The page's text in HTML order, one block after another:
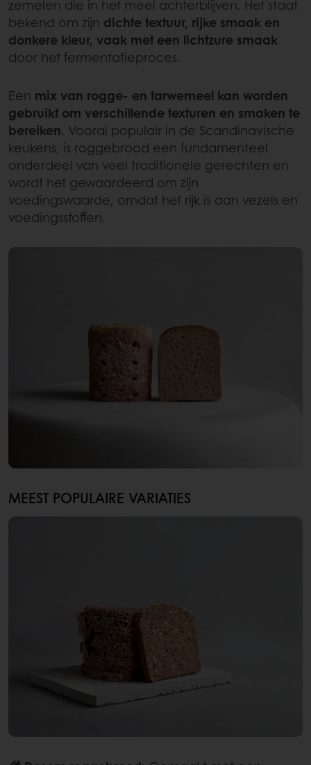
zemelen die in het meel achterblijven. Het staat
bekend om zijn dichte textuur, rijke smaak en
donkere kleur, vaak met een lichtzure smaak
door het fermentatieproces.
Een mix van rogge- en tarwemeel kan worden
gebruikt om verschillende texturen en smaken te
bereiken. Vooral populair in de Scandinavische
keukens, is roggebrood een fundamenteel
onderdeel van veel traditionele gerechten en
wordt het gewaardeerd om zijn
voedingswaarde, omdat het rijk is aan vezels en
voedingsstoffen.
MEEST POPULAIRE VARIATIES